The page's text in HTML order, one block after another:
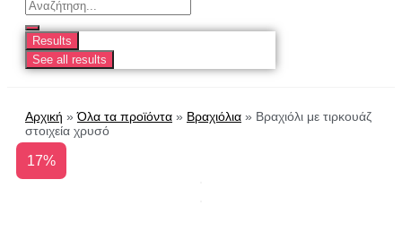
Search
...
Results
See all results
Αρχική »Όλα τα προϊόντα » Βραχιόλια » Βραχιόλι με τιρκουάζ
στοιχεία χρυσό
17%